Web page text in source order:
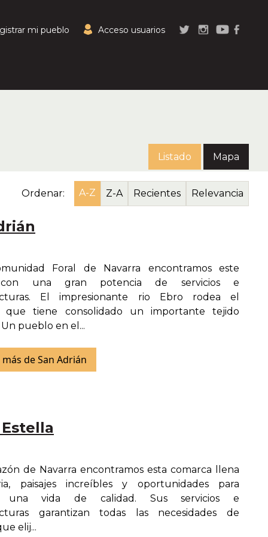
mi pueblo Acceso usuarios
Listado Mapa
Ordenar: A-Z Z-A Recientes Relevancia
Foral de Navarra encontramos este
una gran potencia de servicios e
El impresionante rio Ebro rodea el
que tiene consolidado un importante tejido
pueblo en el...
de San Adrián
de Navarra encontramos esta comarca llena
paisajes increíbles y oportunidades para
una vida de calidad. Sus servicios e
garantizan todas las necesidades de
elij...